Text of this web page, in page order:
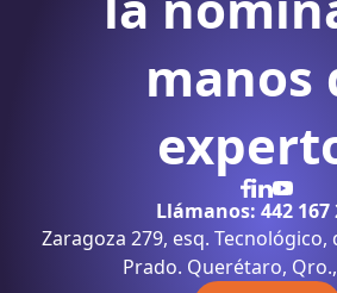
manos
Llámanos: 442 167
Zaragoza 279, esq. Tecnológico,
Prado. Querétaro,